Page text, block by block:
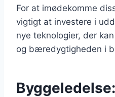
For at imødekomme
vigtigt at investere i
nye teknologier, der
og bæredygtigheden i